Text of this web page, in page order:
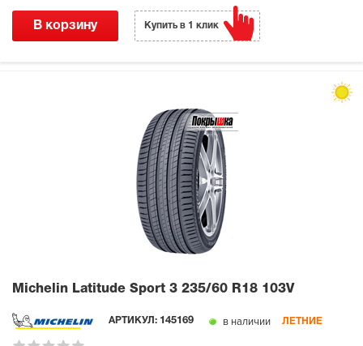
В корзину Купить в 1 клик
Michelin Latitude Sport 3 235/60 R18 103V
АРТИКУЛ: 145169 в наличии ЛЕТНИЕ